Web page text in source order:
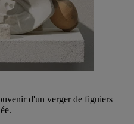
d'un verger de figuiers